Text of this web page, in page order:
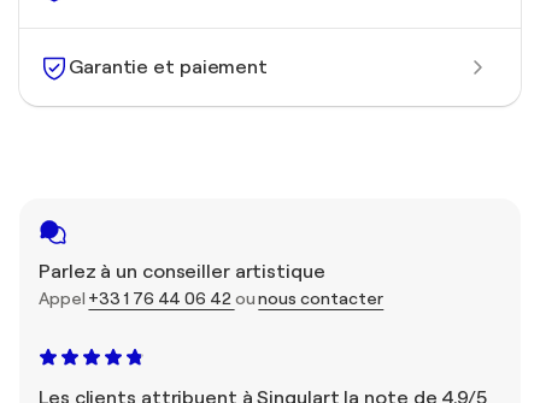
Garantie et paiement
Parlez à un conseiller artistique
Appel +33 1 76 44 06 42 ounous contacter
Les clients attribuent à Singulart la note de 4,9/5